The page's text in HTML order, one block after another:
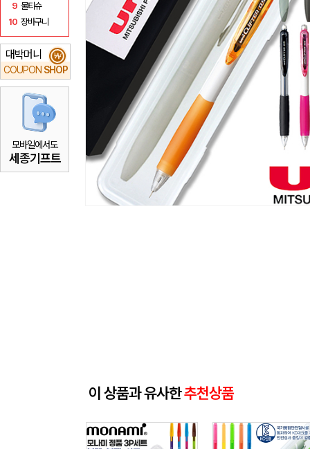
9 물티슈
10 장바구니
대박머니
COUPON SHOP
₩
모바일에서도
세종기프트
이 상품과 유사한추천상품